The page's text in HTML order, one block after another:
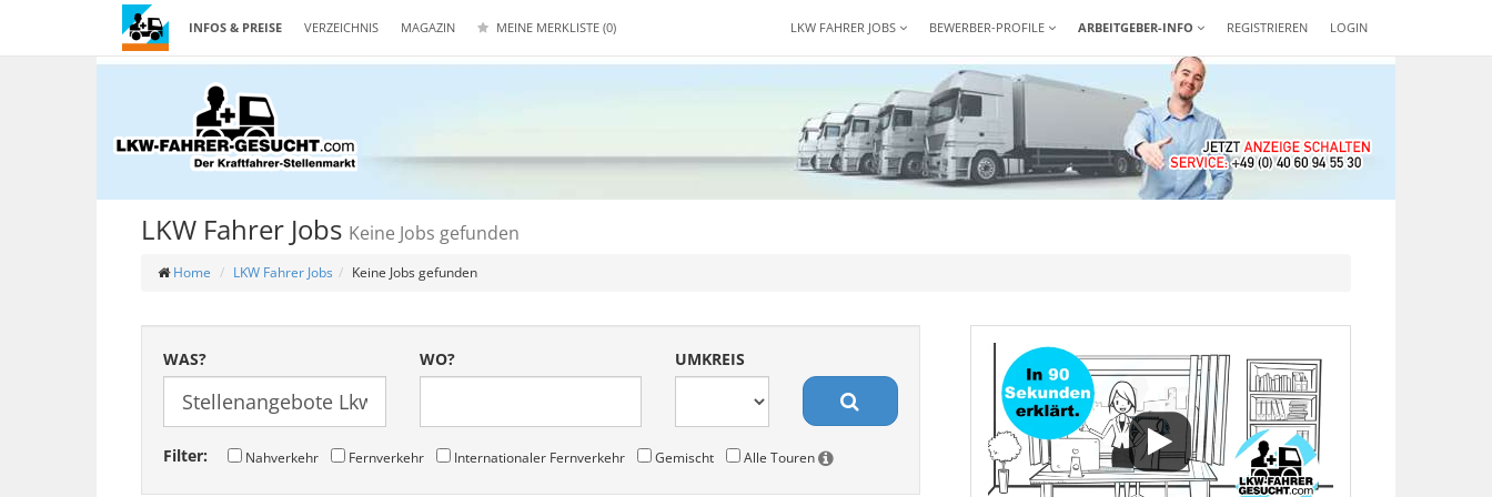
INFOS & PREISE VERZEICHNIS MAGAZIN MEINE MERKLISTE (0) REGISTRIEREN LOGIN
LKW FAHRER JOBS BEWERBER-PROFILE ARBEITGEBER-INFO
LKW Fahrer Jobs Keine Jobs gefunden
Home LKW Fahrer Jobs Keine Jobs gefunden
WAS? WO? UMKREIS
Filter: Nahverkehr Fernverkehr Internationaler Fernverkehr Gemischt Alle Touren